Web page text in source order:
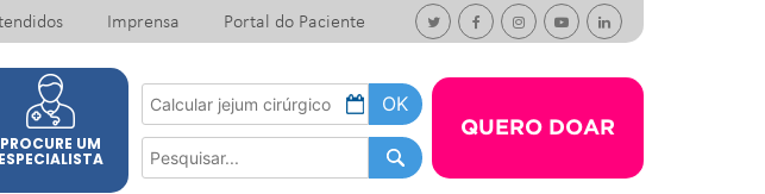
Imprensa Portal do Paciente
PROCURE UM
ESPECIALISTA
QUERO DOAR